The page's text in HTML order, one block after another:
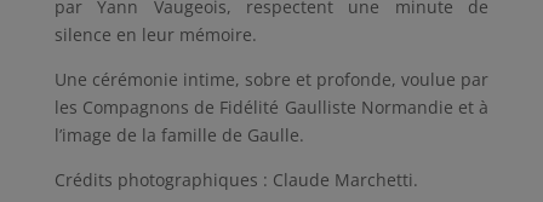
par Yann Vaugeois, respectent une minute de
silence en leur mémoire.
Une cérémonie intime, sobre et profonde, voulue par
les Compagnons de Fidélité Gaulliste Normandie et à
l’image de la famille de Gaulle.
Crédits photographiques : Claude Marchetti.